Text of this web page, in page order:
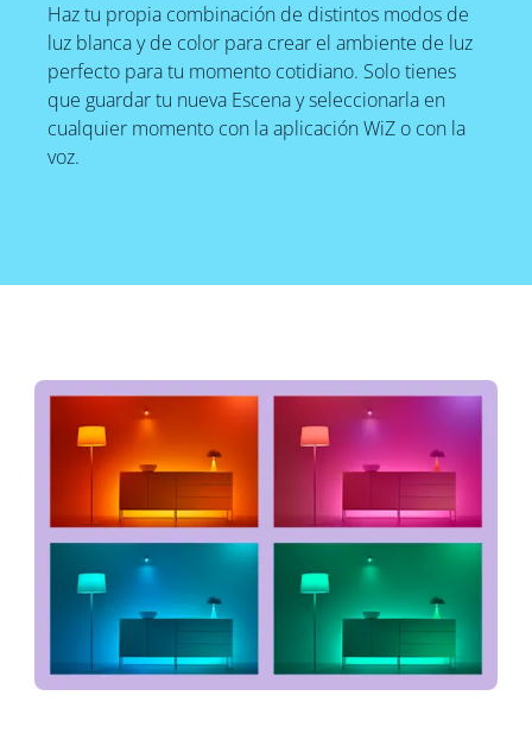
Haz tu propia combinación de distintos modos de
luz blanca y de color para crear el ambiente de luz
perfecto para tu momento cotidiano. Solo tienes
que guardar tu nueva Escena y seleccionarla en
cualquier momento con la aplicación WiZ o con la
voz.